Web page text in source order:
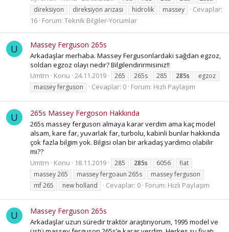
direksiyon
direksiyon arızası hidrolik massey
Cevaplar:
16 Forum: Teknik Bilgiler-Yorumlar
U Massey Ferguson 265s
Arkadaşlar merhaba. Massey Fergusonlardaki sağdan egzoz,
soldan egzoz olayı nedir? Bilgilendirirmisiniz!!
Umtrn
Konu 24.11.2019 265 265s 285 285s
egzoz
massey ferguson
Cevaplar: 0 Forum: Hızlı Paylaşım
U 265s Massey Fergoson Hakkında
265s massey ferguson almaya karar verdim ama kaç model
alsam, kare far, yuvarlak far, turbolu, kabinli bunlar hakkında
çok fazla bilgim yok. Bilgisi olan bir arkadaş yardımcı olabilir
mi??
Umtrn
Konu 18.11.2019 285 285s 6056
fiat
massey 265
massey fergoaun 265s
massey ferguson
mf 265
new holland Cevaplar: 0 Forum: Hızlı Paylaşım
U Massey Ferguson 265s
Arkadaşlar uzun süredir traktör araştırıyorum, 1995 model ve